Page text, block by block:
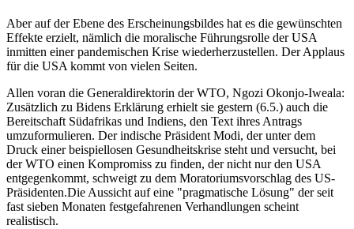
Aber auf der Ebene des Erscheinungsbildes hat es die gewünschten
Effekte erzielt, nämlich die moralische Führungsrolle der USA
inmitten einer pandemischen Krise wiederherzustellen. Der Applaus
für die USA kommt von vielen Seiten.
Allen voran die Generaldirektorin der WTO, Ngozi Okonjo-Iweala:
Zusätzlich zu Bidens Erklärung erhielt sie gestern (6.5.) auch die
Bereitschaft Südafrikas und Indiens, den Text ihres Antrags
umzuformulieren. Der indische Präsident Modi, der unter dem
Druck einer beispiellosen Gesundheitskrise steht und versucht, bei
der WTO einen Kompromiss zu finden, der nicht nur den USA
entgegenkommt, schweigt zu dem Moratoriumsvorschlag des US-
Präsidenten.Die Aussicht auf eine "pragmatische Lösung" der seit
fast sieben Monaten festgefahrenen Verhandlungen scheint
realistisch.